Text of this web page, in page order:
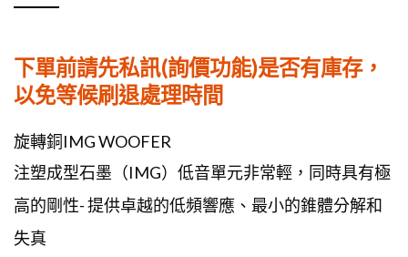
下單前請先私訊(詢價功能)是否有庫存，
以免等候刷退處理時間
旋轉銅IMG WOOFER
注塑成型石墨（IMG）低音單元非常輕，同時具有極
高的剛性- 提供卓越的低頻響應、最小的錐體分解和
失真